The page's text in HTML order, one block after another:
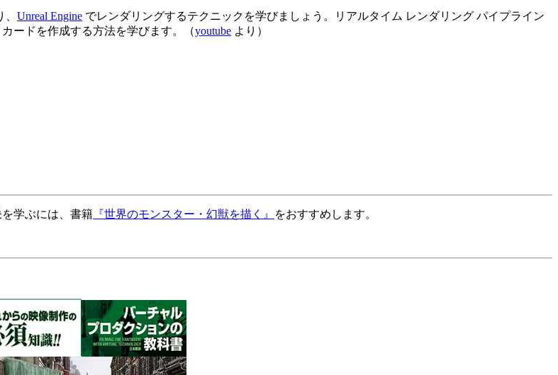
Unreal Engine でレンダリングするテクニックを学びましょう。リアルタイム レンダリング パイプライン
ードを作成する方法を学びます。（youtube より）
学ぶには、書籍 『世界のモンスター・幻獣を描く』 をおすすめします。